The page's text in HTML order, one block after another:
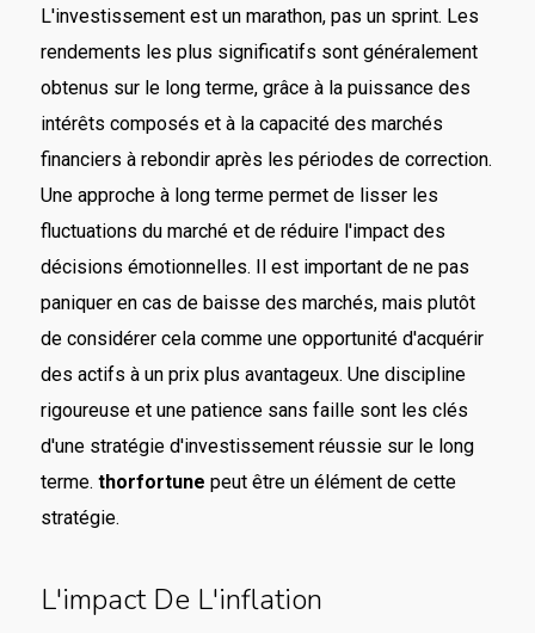
L'investissement est un marathon, pas un sprint. Les
rendements les plus significatifs sont généralement
obtenus sur le long terme, grâce à la puissance des
intérêts composés et à la capacité des marchés
financiers à rebondir après les périodes de correction.
Une approche à long terme permet de lisser les
fluctuations du marché et de réduire l'impact des
décisions émotionnelles. Il est important de ne pas
paniquer en cas de baisse des marchés, mais plutôt
de considérer cela comme une opportunité d'acquérir
des actifs à un prix plus avantageux. Une discipline
rigoureuse et une patience sans faille sont les clés
d'une stratégie d'investissement réussie sur le long
terme. thorfortune peut être un élément de cette
stratégie.
L'impact De L'inflation